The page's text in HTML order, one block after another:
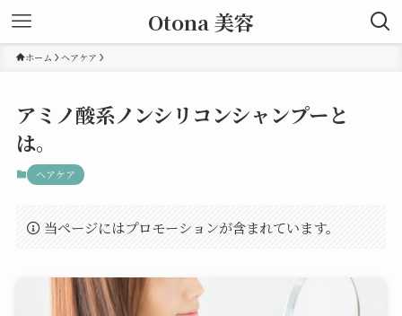
Otona 美容
ホーム ヘアケア
アミノ酸系ノンシリコンシャンプーと
は。
ヘアケア
当ページにはプロモーションが含まれています。